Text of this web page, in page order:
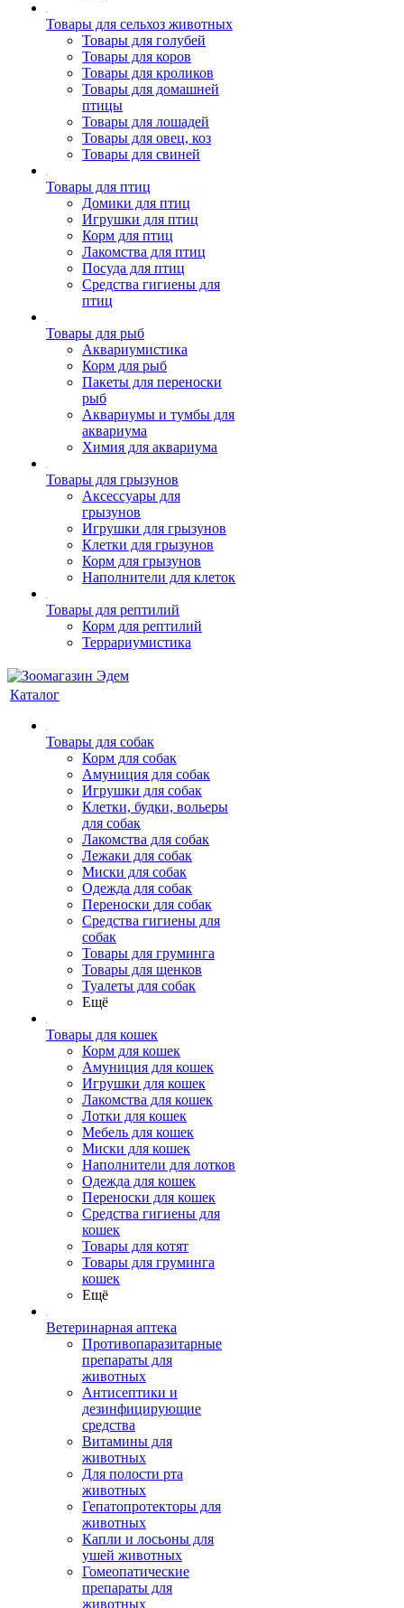
Товары для сельхоз животных
Товары для голубей
Товары для коров
Товары для кроликов
Товары для домашней
птицы
Товары для лошадей
Товары для овец, коз
Товары для свиней
Товары для птиц
Домики для птиц
Игрушки для птиц
Корм для птиц
Лакомства для птиц
Посуда для птиц
Средства гигиены для
птиц
Товары для рыб
Аквариумистика
Корм для рыб
Пакеты для переноски
рыб
Аквариумы и тумбы для
аквариума
Химия для аквариума
Товары для грызунов
Аксессуары для
грызунов
Игрушки для грызунов
Клетки для грызунов
Корм для грызунов
Наполнители для клеток
Товары для рептилий
Корм для рептилий
Террариумистика
Каталог
Товары для собак
Корм для собак
Амуниция для собак
Игрушки для собак
Клетки, будки, вольеры
для собак
Лакомства для собак
Лежаки для собак
Миски для собак
Одежда для собак
Переноски для собак
Средства гигиены для
собак
Товары для груминга
Товары для щенков
Туалеты для собак
Ещё
Товары для кошек
Корм для кошек
Амуниция для кошек
Игрушки для кошек
Лакомства для кошек
Лотки для кошек
Мебель для кошек
Миски для кошек
Наполнители для лотков
Одежда для кошек
Переноски для кошек
Средства гигиены для
кошек
Товары для котят
Товары для груминга
кошек
Ещё
Ветеринарная аптека
Противопаразитарные
препараты для
животных
Антисептики и
дезинфицирующие
средства
Витамины для
животных
Для полости рта
животных
Гепатопротекторы для
животных
Капли и лосьоны для
ушей животных
Гомеопатические
препараты для
животных